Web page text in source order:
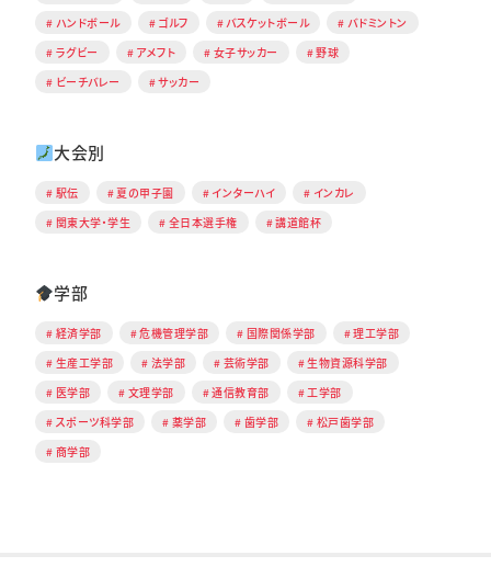
ハンドボール
ゴルフ バスケットボール
バドミントン
ラグビー
アメフト 女子サッカー
野球
ビーチバレー
サッカー
大会別
駅伝 夏の甲子園 インターハイ
インカレ
関東大学・学生
全日本選手権 講道館杯
学部
経済学部 危機管理学部 国際関係学部
理工学部
生産工学部
法学部 芸術学部
生物資源科学部
医学部
文理学部 通信教育部
工学部
スポーツ科学部
薬学部 歯学部
松戸歯学部
商学部